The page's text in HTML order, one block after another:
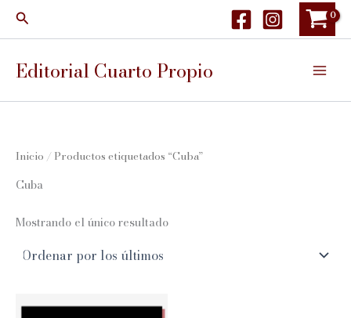
Buscar
Editorial Cuarto Propio
Inicio / Productos etiquetados “Cuba”
Cuba
Mostrando el único resultado